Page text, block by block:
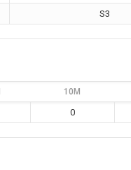
S3
10M
0